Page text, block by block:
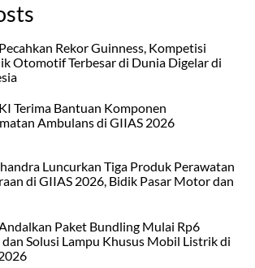
Rekor Guinness, Kompetisi
Otomotif Terbesar di Dunia Digelar di
Terima Bantuan Komponen
Ambulans di GIIAS 2026
Luncurkan Tiga Produk Perawatan
di GIIAS 2026, Bidik Pasar Motor dan
Paket Bundling Mulai Rp6
dan Solusi Lampu Khusus Mobil Listrik di